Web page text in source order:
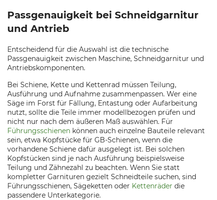
Passgenauigkeit bei Schneidgarnitur
und Antrieb
Entscheidend für die Auswahl ist die technische
Passgenauigkeit zwischen Maschine, Schneidgarnitur und
Antriebskomponenten.
Bei Schiene, Kette und Kettenrad müssen Teilung,
Ausführung und Aufnahme zusammenpassen. Wer eine
Säge im Forst für Fällung, Entastung oder Aufarbeitung
nutzt, sollte die Teile immer modellbezogen prüfen und
nicht nur nach dem äußeren Maß auswählen. Für
Führungsschienen können auch einzelne Bauteile relevant
sein, etwa Kopfstücke für GB-Schienen, wenn die
vorhandene Schiene dafür ausgelegt ist. Bei solchen
Kopfstücken sind je nach Ausführung beispielsweise
Teilung und Zähnezahl zu beachten. Wenn Sie statt
kompletter Garnituren gezielt Schneidteile suchen, sind
Führungsschienen, Sägeketten oder Kettenräder die
passendere Unterkategorie.